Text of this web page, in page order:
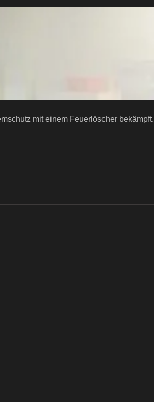
mit einem Feuerlöscher bekämpft.